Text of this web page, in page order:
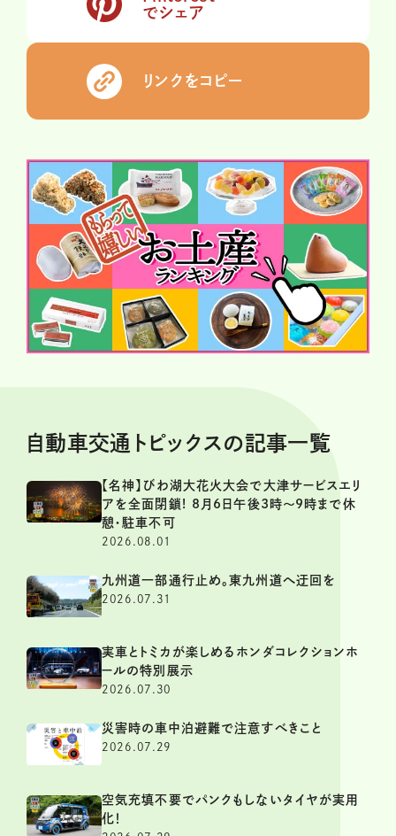
でシェア
リンクをコピー
自動車交通トピックスの記事一覧
【名神】びわ湖大花火大会で大津サービスエリ
アを全面閉鎖! 8月6日午後3時～9時まで休
憩・駐車不可
2026.08.01
九州道一部通行止め。東九州道へ迂回を
2026.07.31
実車とトミカが楽しめるホンダコレクションホ
ールの特別展示
2026.07.30
災害時の車中泊避難で注意すべきこと
2026.07.29
空気充填不要でパンクもしないタイヤが実用
化！